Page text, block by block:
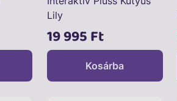
Lily
19 995 Ft
Kosárba